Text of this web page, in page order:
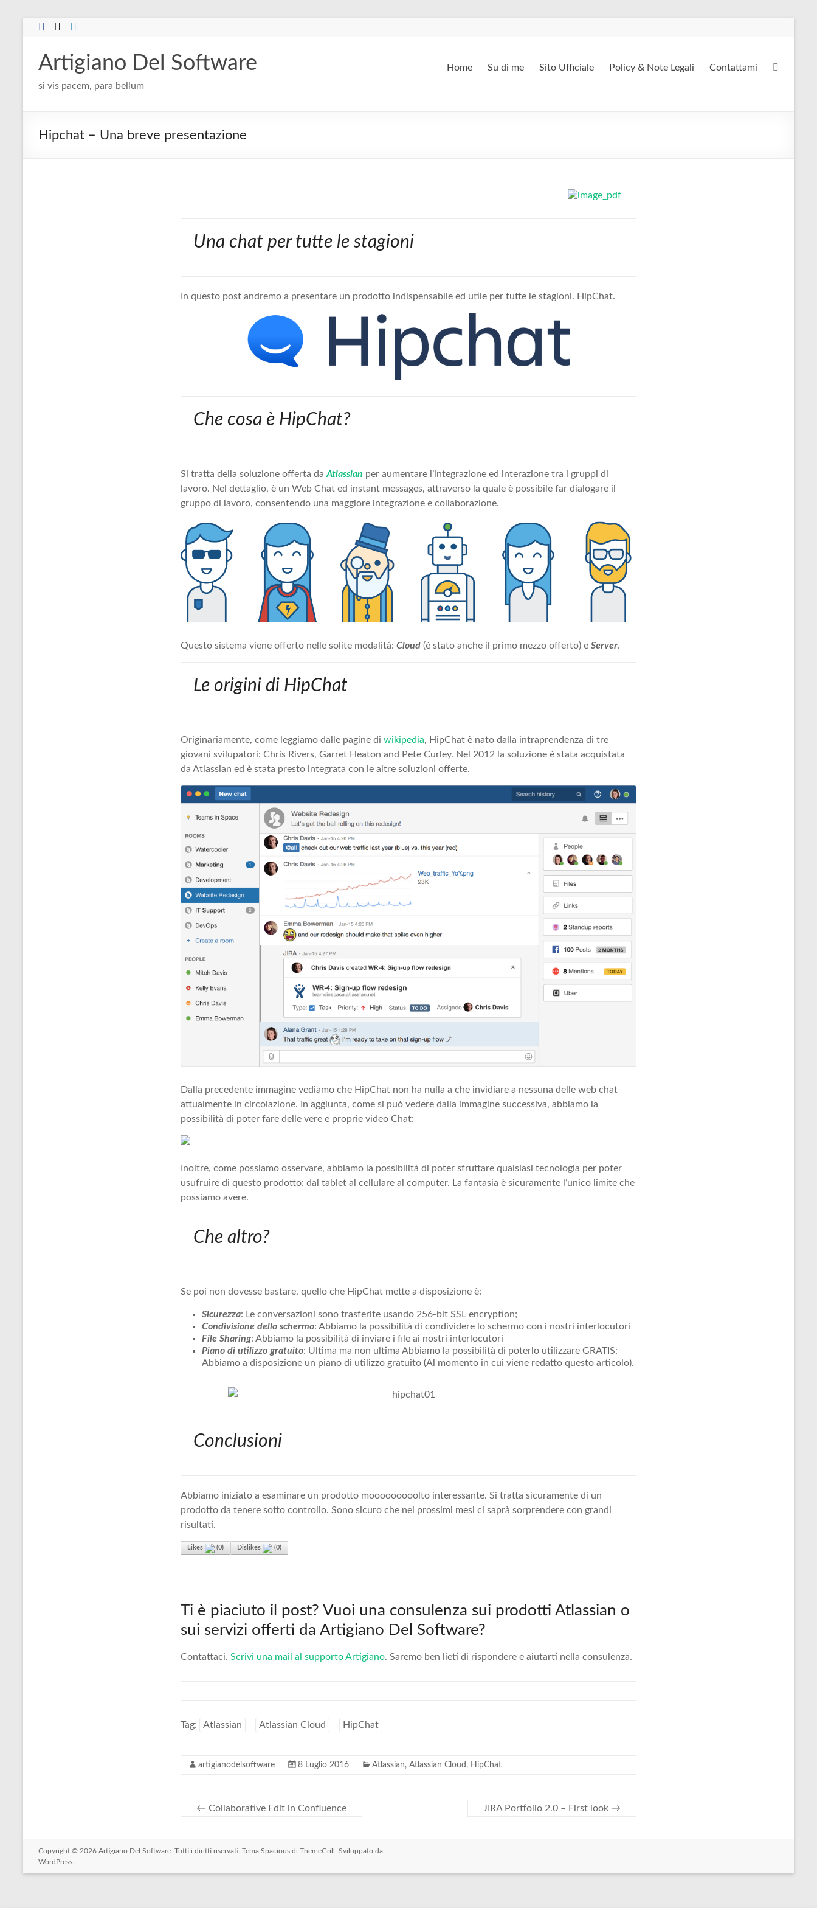
Salta
Artigiano Del Software
si vis pacem, para bellum
Home Su di me Sito Ufficiale Policy & Note Legali Contattami
Hipchat – Una breve presentazione
Una chat per tutte le stagioni
In questo post andremo a presentare un prodotto indispensabile ed utile per tutte le stagioni. HipChat.
Che cosa è HipChat?
Si tratta della soluzione offerta da Atlassian per aumentare l’integrazione ed interazione tra i gruppi di
lavoro. Nel dettaglio, è un Web Chat ed instant messages, attraverso la quale è possibile far dialogare il
gruppo di lavoro, consentendo una maggiore integrazione e collaborazione.
Questo sistema viene offerto nelle solite modalità: Cloud (è stato anche il primo mezzo offerto) e Server.
Le origini di HipChat
Originariamente, come leggiamo dalle pagine di wikipedia, HipChat è nato dalla intraprendenza di tre
giovani svilupatori: Chris Rivers, Garret Heaton and Pete Curley. Nel 2012 la soluzione è stata acquistata
da Atlassian ed è stata presto integrata con le altre soluzioni offerte.
Dalla precedente immagine vediamo che HipChat non ha nulla a che invidiare a nessuna delle web chat
attualmente in circolazione. In aggiunta, come si può vedere dalla immagine successiva, abbiamo la
possibilità di poter fare delle vere e proprie video Chat:
Inoltre, come possiamo osservare, abbiamo la possibilità di poter sfruttare qualsiasi tecnologia per poter
usufruire di questo prodotto: dal tablet al cellulare al computer. La fantasia è sicuramente l’unico limite che
possiamo avere.
Che altro?
Se poi non dovesse bastare, quello che HipChat mette a disposizione è:
Sicurezza: Le conversazioni sono trasferite usando 256-bit SSL encryption;
Condivisione dello schermo: Abbiamo la possibilità di condividere lo schermo con i nostri interlocutori
File Sharing: Abbiamo la possibilità di inviare i file ai nostri interlocutori
Piano di utilizzo gratuito: Ultima ma non ultima Abbiamo la possibilità di poterlo utilizzare GRATIS:
Abbiamo a disposizione un piano di utilizzo gratuito (Al momento in cui viene redatto questo articolo).
Conclusioni
Abbiamo iniziato a esaminare un prodotto mooooooooolto interessante. Si tratta sicuramente di un
prodotto da tenere sotto controllo. Sono sicuro che nei prossimi mesi ci saprà sorprendere con grandi
risultati.
Likes (0) Dislikes (0)
Ti è piaciuto il post? Vuoi una consulenza sui prodotti Atlassian o
sui servizi offerti da Artigiano Del Software?
Contattaci. Scrivi una mail al supporto Artigiano. Saremo ben lieti di rispondere e aiutarti nella consulenza.
Tag: Atlassian Atlassian Cloud HipChat
artigianodelsoftware 8 Luglio 2016 Atlassian, Atlassian Cloud , HipChat
← Collaborative Edit in Confluence JIRA Portfolio 2.0 – First look →
Copyright © 2026 Artigiano Del Software . Tutti i diritti riservati. Tema Spacious di ThemeGrill. Sviluppato da:
WordPress